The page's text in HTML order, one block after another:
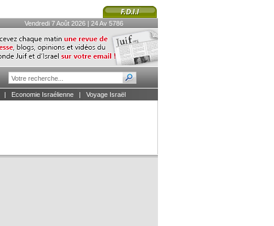
Vendredi 7 Août 2026 | 24 Av 5786
| Economie Israélienne| Voyage Israël